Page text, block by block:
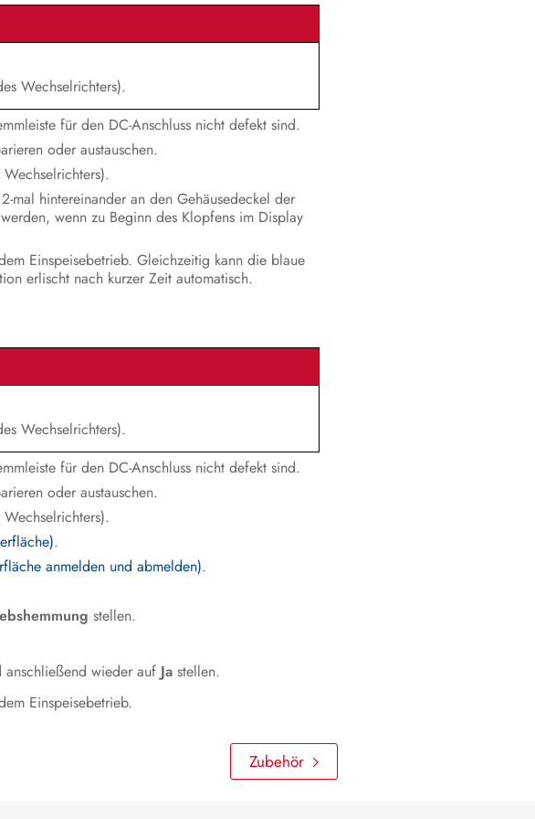
Wechselrichters).
für den DC-Anschluss nicht defekt sind.
oder austauschen.
mal hintereinander an den Gehäusedeckel der
wenn zu Beginn des Klopfens im Display
Einspeisebetrieb. Gleichzeitig kann die blaue
erlischt nach kurzer Zeit automatisch.
Wechselrichters).
für den DC-Anschluss nicht defekt sind.
oder austauschen.
.
anmelden und abmelden).
stellen.
anschließend wieder auf Ja stellen.
Einspeisebetrieb.
Zubehör